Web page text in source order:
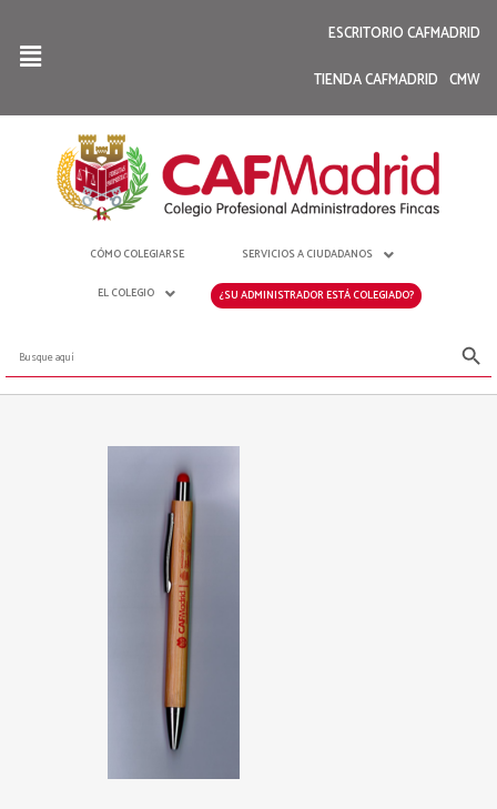
ESCRITORIO CAFMADRID
TIENDA CAFMADRID CMW
CÓMO COLEGIARSE SERVICIOS A CIUDADANOS
EL COLEGIO ¿SU ADMINISTRADOR ESTÁ COLEGIADO?